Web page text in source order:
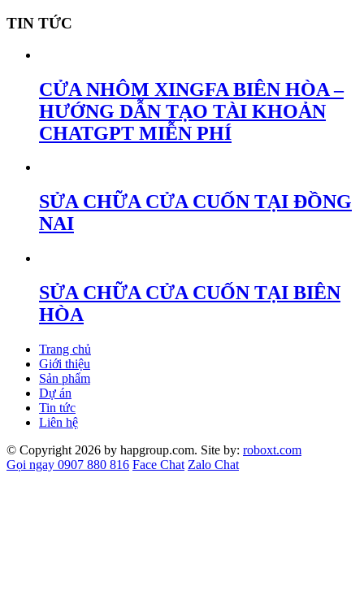
TIN TỨC
CỬA NHÔM XINGFA BIÊN HÒA –
HƯỚNG DẪN TẠO TÀI KHOẢN
CHATGPT MIỄN PHÍ
SỬA CHỮA CỬA CUỐN TẠI ĐỒNG
NAI
SỬA CHỮA CỬA CUỐN TẠI BIÊN
HÒA
Trang chủ
Giới thiệu
Sản phẩm
Dự án
Tin tức
Liên hệ
© Copyright 2026 by hapgroup.com. Site by: roboxt.com
Gọi ngay 0907 880 816 Face Chat Zalo Chat